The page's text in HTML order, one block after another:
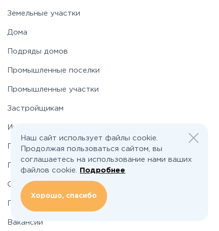
Носовихинское
Рогачёвское
Рублево-Успенское
Симферопольское
Таракановское
Земельные участки
Дома
Подряды домов
Промышленные поселки
Промышленные участки
Застройщикам
Инвесторам
По шоссе
О проекте
Подбор земельного участка
Вакансии
Наш сайт использует файлы cookie.
Продолжая пользоваться сайтом, вы
соглашаетесь на использование нами ваших
файлов cookie.
Подробнее
Хорошо, спасибо